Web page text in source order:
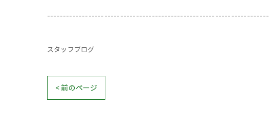
----------------------------------------------------------------------
スタッフブログ
< 前のページ